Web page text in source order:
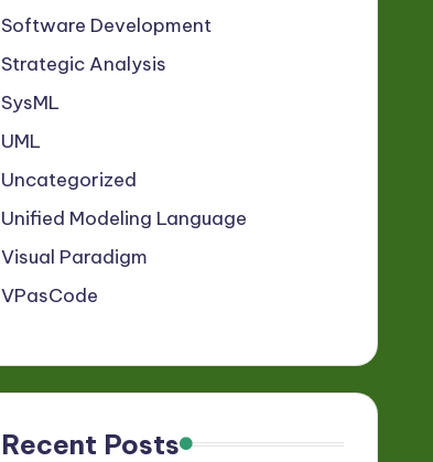
Software Development
Strategic Analysis
SysML
UML
Uncategorized
Unified Modeling Language
Visual Paradigm
VPasCode
Recent Posts